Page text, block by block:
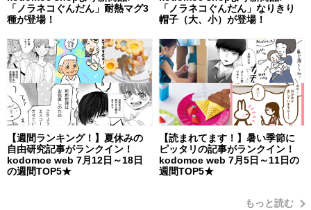
「ノラネコぐんだん」耐熱マグ3
種が登場！
「ノラネコぐんだん」なりきり
帽子（大、小）が登場！
【週間ランキング！】夏休みの
自由研究記事がランクイン！
kodomoe web 7月12日～18日
の週間TOP5★
【読まれてます！】暑い季節に
ピッタリの記事がランクイン！
kodomoe web 7月5日～11日の
週間TOP5★
もっと読む